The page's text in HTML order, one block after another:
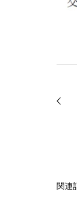
関連